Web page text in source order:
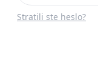
Stratili ste heslo?